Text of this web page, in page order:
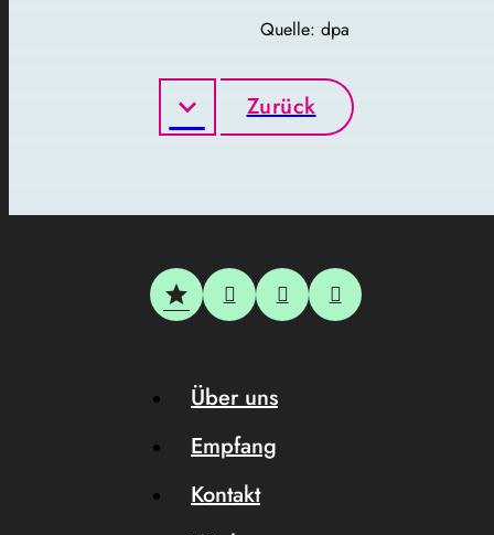
Quelle: dpa
Zurück
Über uns
Empfang
Kontakt